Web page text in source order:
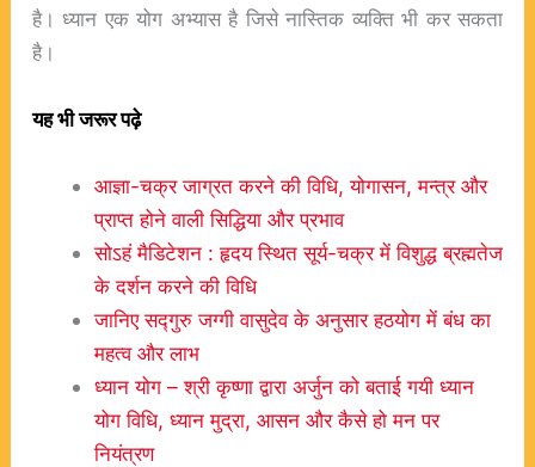
है। ध्यान एक योग अभ्यास है जिसे नास्तिक व्यक्ति भी कर सकता
है।
यह भी जरूर पढ़े
आज्ञा-चक्र जाग्रत करने की विधि, योगासन, मन्त्र और
प्राप्त होने वाली सिद्धिया और प्रभाव
सोऽहं मैडिटेशन : हृदय स्थित सूर्य-चक्र में विशुद्ध ब्रह्मतेज
के दर्शन करने की विधि
जानिए सद्गुरु जग्गी वासुदेव के अनुसार हठयोग में बंध का
महत्व और लाभ
ध्यान योग – श्री कृष्णा द्वारा अर्जुन को बताई गयी ध्यान
योग विधि, ध्यान मुद्रा, आसन और कैसे हो मन पर
नियंत्रण